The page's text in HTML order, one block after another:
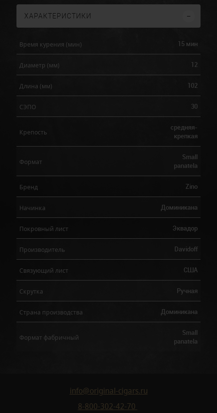
ХАРАКТЕРИСТИКИ
Время курения (мин) 15 мин
Диаметр (мм) 12
Длина (мм) 102
СЭПО 30
Крепость
средняя-
крепкая
Формат
Small
panatela
Бренд Zino
Начинка Доминикана
Покровный лист Эквадор
Производитель Davidoff
Связующий лист США
Скрутка Ручная
Страна производства Доминикана
Формат фабричный
Small
panatela
info@original-cigars.ru
8-800-302-42-70